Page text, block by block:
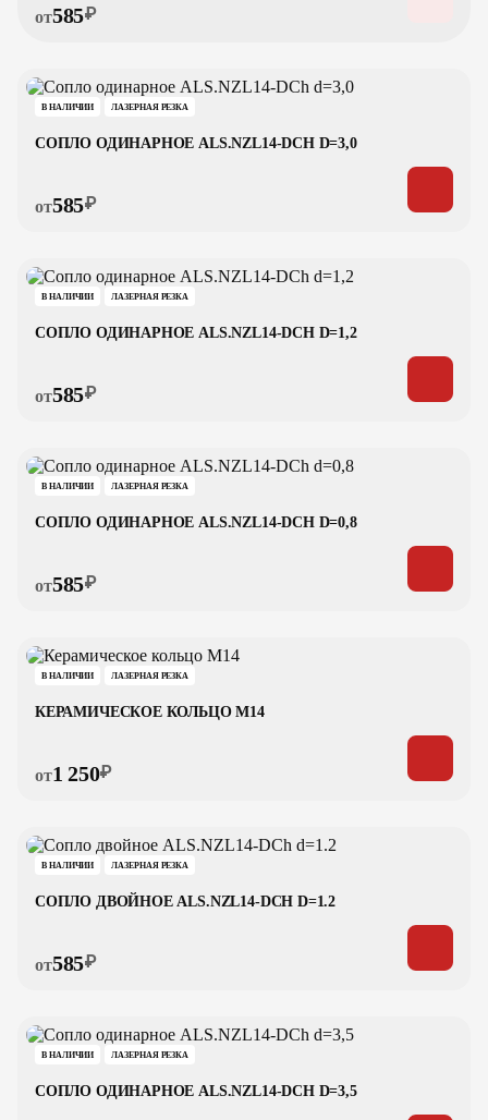
от585₽
В НАЛИЧИИ ЛАЗЕРНАЯ РЕЗКА
СОПЛО ОДИНАРНОЕ ALS.NZL14-DCH D=3,0
от585₽
В НАЛИЧИИ ЛАЗЕРНАЯ РЕЗКА
СОПЛО ОДИНАРНОЕ ALS.NZL14-DCH D=1,2
от585₽
В НАЛИЧИИ ЛАЗЕРНАЯ РЕЗКА
СОПЛО ОДИНАРНОЕ ALS.NZL14-DCH D=0,8
от585₽
В НАЛИЧИИ ЛАЗЕРНАЯ РЕЗКА
КЕРАМИЧЕСКОЕ КОЛЬЦО M14
от1 250₽
В НАЛИЧИИ ЛАЗЕРНАЯ РЕЗКА
СОПЛО ДВОЙНОЕ ALS.NZL14-DCH D=1.2
от585₽
В НАЛИЧИИ ЛАЗЕРНАЯ РЕЗКА
СОПЛО ОДИНАРНОЕ ALS.NZL14-DCH D=3,5